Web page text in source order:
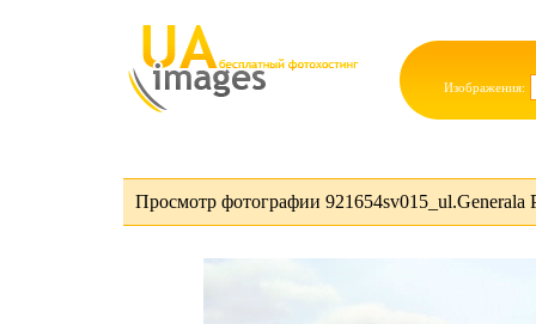
Изображения:
Просмотр фотографии 921654sv015_ul.Generala